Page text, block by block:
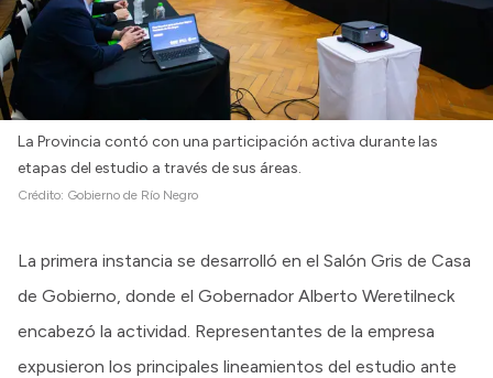
La Provincia contó con una participación activa durante las
etapas del estudio a través de sus áreas.
Crédito: Gobierno de Río Negro
La primera instancia se desarrolló en el Salón Gris de Casa
de Gobierno, donde el Gobernador Alberto Weretilneck
encabezó la actividad. Representantes de la empresa
expusieron los principales lineamientos del estudio ante